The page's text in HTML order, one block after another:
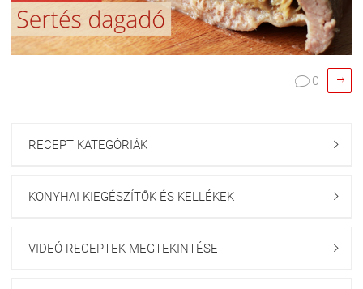
 0 
RECEPT KATEGÓRIÁK 
KONYHAI KIEGÉSZÍTŐK ÉS KELLÉKEK 
VIDEÓ RECEPTEK MEGTEKINTÉSE 